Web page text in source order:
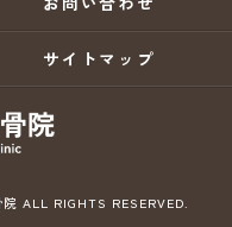
サイトマップ
ALL RIGHTS RESERVED.